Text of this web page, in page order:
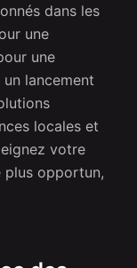
dans les
une
une
lancement
locales et
votre
plus opportun,